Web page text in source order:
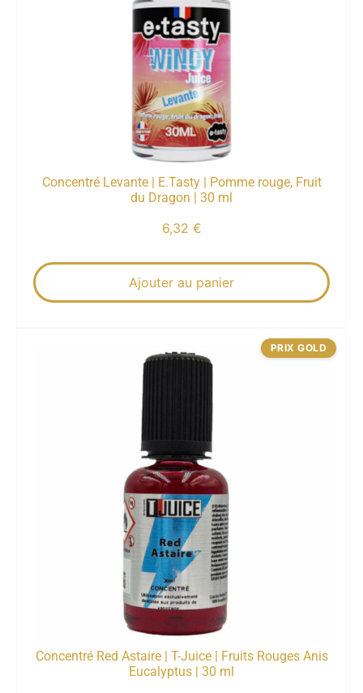
Concentré Levante | E.Tasty | Pomme rouge, Fruit
du Dragon | 30 ml
6,32 €
Ajouter au panier
Concentré Red Astaire | T-Juice | Fruits Rouges Anis
Eucalyptus | 30 ml
PRIX GOLD